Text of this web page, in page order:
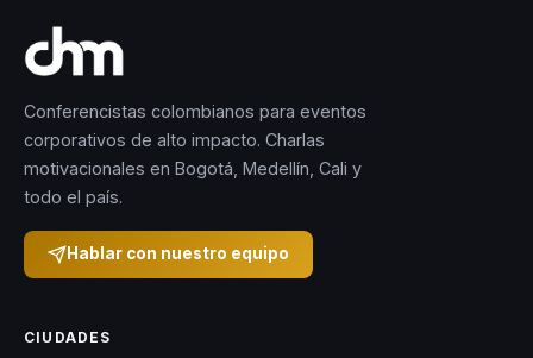
Conferencistas colombianos para eventos
corporativos de alto impacto. Charlas
motivacionales en Bogotá, Medellín, Cali y
todo el país.
Hablar con nuestro equipo
CIUDADES